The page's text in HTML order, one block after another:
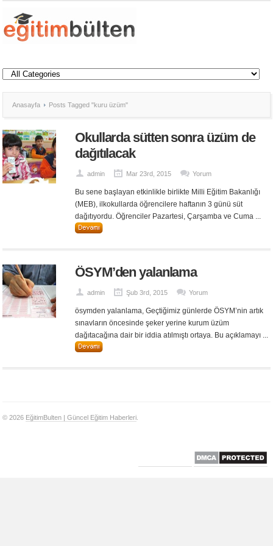
Anasayfa Posts Tagged "kuru üzüm"
Okullarda sütten sonra üzüm de
dağıtılacak
admin Mar 23rd, 2015 Yorum
Bu sene başlayan etkinlikle birlikte Milli Eğitim Bakanlığı
(MEB), ilkokullarda öğrencilere haftanın 3 günü süt
dağıtıyordu. Öğrenciler Pazartesi, Çarşamba ve Cuma ...
ÖSYM’den yalanlama
admin Şub 3rd, 2015 Yorum
ösymden yalanlama, Geçtiğimiz günlerde ÖSYM’nin artık
sınavların öncesinde şeker yerine kurum üzüm
dağıtacağına dair bir iddia atılmıştı ortaya. Bu açıklamayı ...
© 2026 EğitimBulten | Güncel Eğitim Haberleri